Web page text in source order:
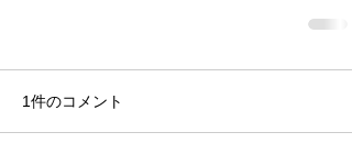
1件のコメント